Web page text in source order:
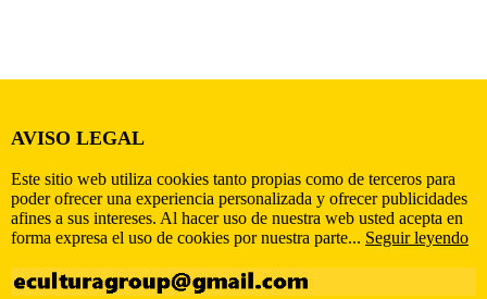
AVISO LEGAL
Este sitio web utiliza cookies tanto propias como de terceros para
poder ofrecer una experiencia personalizada y ofrecer publicidades
afines a sus intereses. Al hacer uso de nuestra web usted acepta en
forma expresa el uso de cookies por nuestra parte... Seguir leyendo